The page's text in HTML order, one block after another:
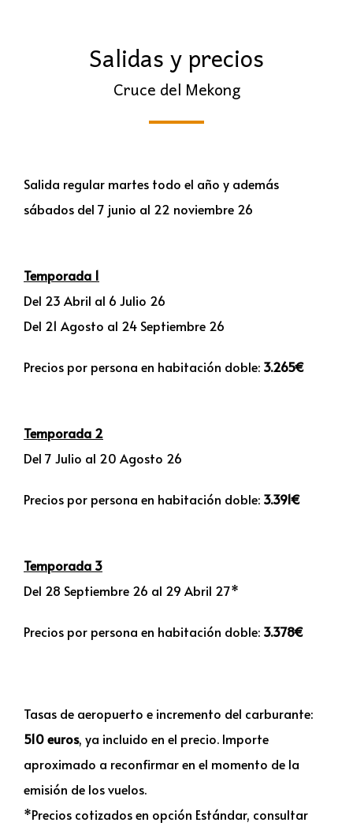
Salidas y precios
Cruce del Mekong
Salida regular martes todo el año y además
sábados del 7 junio al 22 noviembre 26
Temporada 1
Del 23 Abril al 6 Julio 26
Del 21 Agosto al 24 Septiembre 26
Precios por persona en habitación doble: 3.265€
Temporada 2
Del 7 Julio al 20 Agosto 26
Precios por persona en habitación doble: 3.391€
Temporada 3
Del 28 Septiembre 26 al 29 Abril 27*
Precios por persona en habitación doble: 3.378€
Tasas de aeropuerto e incremento del carburante:
510 euros, ya incluido en el precio. Importe
aproximado a reconfirmar en el momento de la
emisión de los vuelos.
*Precios cotizados en opción Estándar, consultar